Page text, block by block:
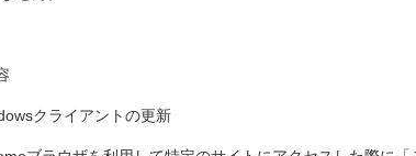
クライアントの更新